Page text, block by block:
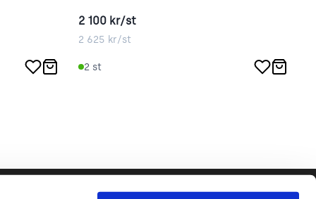
2 100 kr/st
2 625 kr/st
2 st